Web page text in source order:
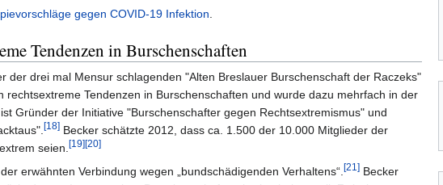
gegen COVID-19 Infektion
Tendenzen in Burschenschaften
der drei mal Mensur schlagenden "Alten Breslauer Burschenschaft der Raczeks"
rechtsextreme Tendenzen in Burschenschaften und wurde dazu mehrfach in der
Gründer der Initiative "Burschenschafter gegen Rechtsextremismus" und
[18] Becker schätzte 2012, dass ca. 1.500 der 10.000 Mitglieder der
seien. [19][20]
erwähnten Verbindung wegen „bundschädigenden Verhaltens“. [21] Becker